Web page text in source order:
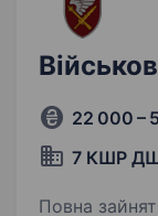
22 000 –
7 КШР
Повна